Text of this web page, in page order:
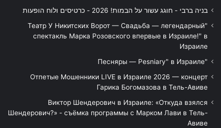
בניה ברבי - חוגג עשור על הבמות! 2026 - כרטיסים ולוח הופעות
"Театр У Никитских Ворот — Свадьба — легендарный
спектакль Марка Розовского впервые в Израиле!" в
Израиле
"Песняры — Pesniary" в Израиле
Отпетые Мошенники LIVE в Израиле 2026 — концерт
Гарика Богомазова в Тель-Авиве
Виктор Шендерович в Израиле: «Откуда взялся
Шендерович?» - съёмка программы с Марком Лави в Тель-
Авиве